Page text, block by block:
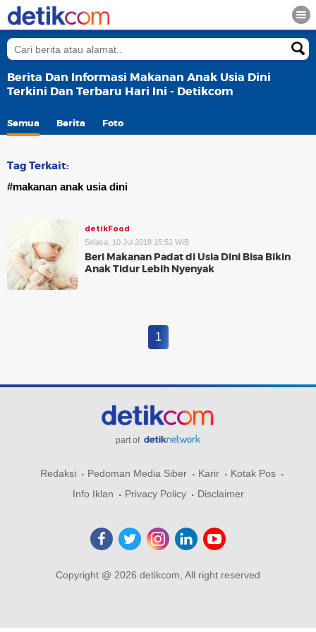
Berita Dan Informasi Makanan Anak Usia Dini
Terkini Dan Terbaru Hari Ini - Detikcom
Semua Berita Foto
Tag Terkait:
#makanan anak usia dini
detikFood
Selasa, 10 Jul 2018 15:52 WIB
Beri Makanan Padat di Usia Dini Bisa Bikin
Anak Tidur Lebih Nyenyak
1
part of
Redaksi Pedoman Media Siber Karir
Kotak Pos
Info Iklan
Privacy Policy Disclaimer
Copyright @ 2026 detikcom, All right reserved